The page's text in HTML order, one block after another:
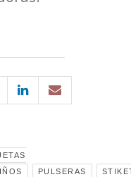
PULSERAS